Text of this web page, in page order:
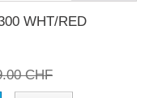
WHT/RED
CHF